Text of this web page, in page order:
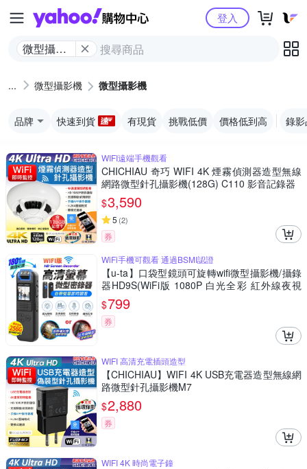
Yahoo購物中心
微型攝影
登入
微型攝影機 微型攝影機
品牌 快速到貨 有現貨 挑戰低價 價格低到高 錄
WIFI遠端手機觀看
CHICHIAU 奇巧 WIFI 4K 煙霧偵測器造型無線
網路微型針孔攝影機(128G) C110 影音記錄器
$3,590
5 (2)
券
WiFi手機可觀看 通過BSMI認證
【u-ta】口袋型鏡頭可旋轉wifi微型攝影機/攝錄
器HD9S(WiFi版 1080P 白光全彩 紅外線夜視
可選)
$799
券
WIFI 高清充電插頭造型
【CHICHIAU】WIFI 4K USB充電器造型無線網
路微型針孔攝影機M7
$2,880
券
WIFI 4K 時尚電子鐘